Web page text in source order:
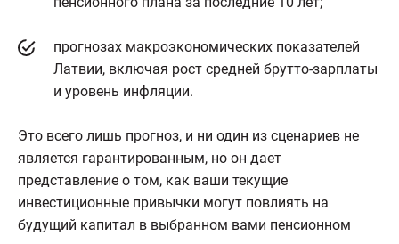
прогнозах макроэкономических показателей
Латвии, включая рост средней брутто-зарплаты
и уровень инфляции.
Это всего лишь прогноз, и ни один из сценариев не
является гарантированным, но он дает
представление о том, как ваши текущие
инвестиционные привычки могут повлиять на
будущий капитал в выбранном вами пенсионном